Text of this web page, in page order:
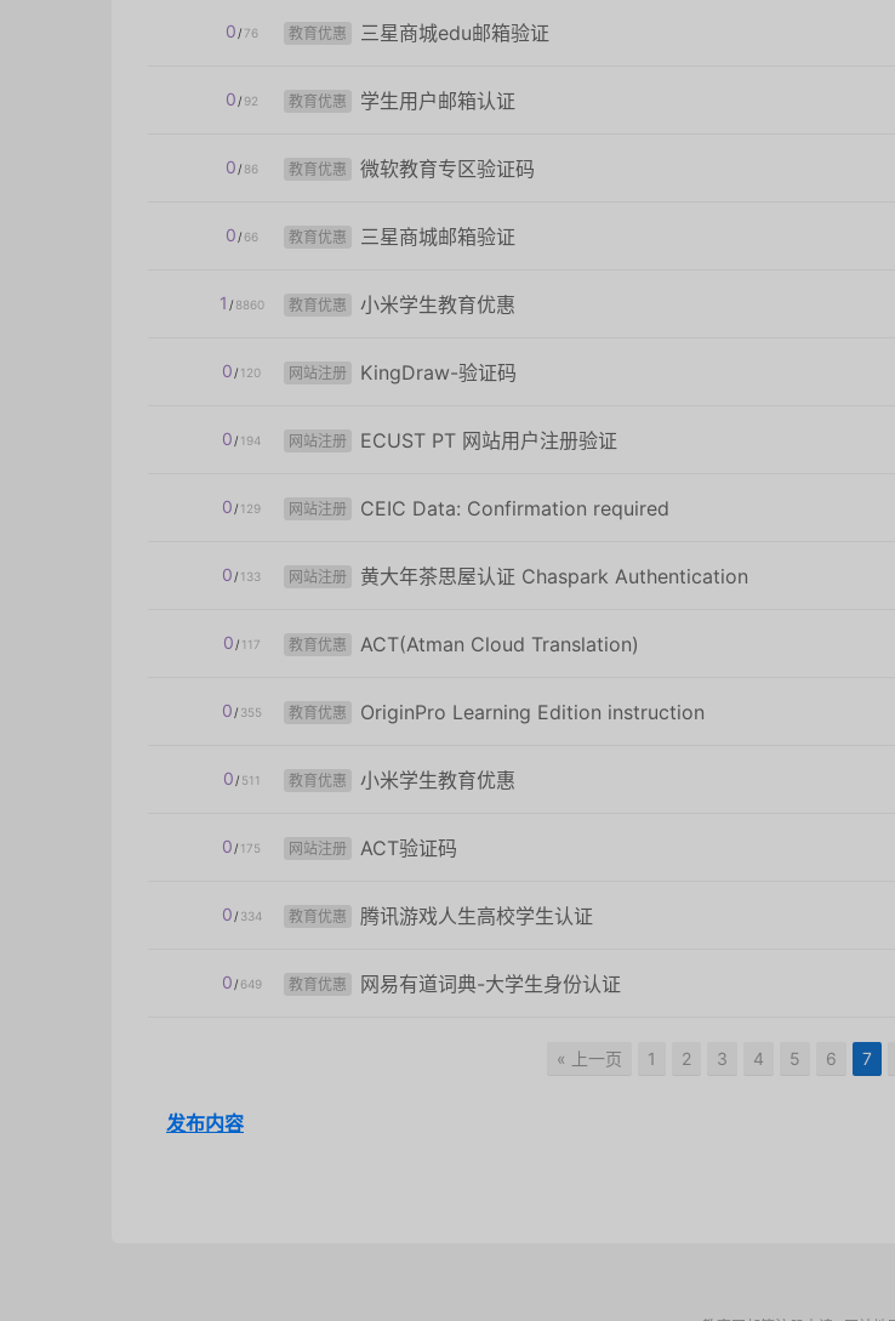
0 / 76 教育优惠 三星商城edu邮箱验证
0 / 92 教育优惠 学生用户邮箱认证
0 / 86 教育优惠 微软教育专区验证码
0 / 66 教育优惠 三星商城邮箱验证
1 / 8860 教育优惠 小米学生教育优惠
0 /120 网站注册 KingDraw-验证码
0 /194 网站注册 ECUST PT 网站用户注册验证
0 /129 网站注册 CEIC Data: Confirmation required
0 /133 网站注册 黄大年茶思屋认证 Chaspark Authentication
0 / 117 教育优惠 ACT(Atman Cloud Translation)
0 / 355 教育优惠 OriginPro Learning Edition instruction
0 / 511 教育优惠 小米学生教育优惠
0 /175 网站注册 ACT验证码
0 / 334 教育优惠 腾讯游戏人生高校学生认证
0 / 649 教育优惠 网易有道词典-大学生身份认证
« 上一页 1 2 3 4 5 6 7
发布内容